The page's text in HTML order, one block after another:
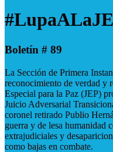
Boletín # 89
La Sección de Primera
reconocimiento de verdad y
Especial para la Paz (JEP)
Juicio Adversarial
coronel retirado Publio
guerra y de lesa humanidad
extrajudiciales y
como bajas en combate.